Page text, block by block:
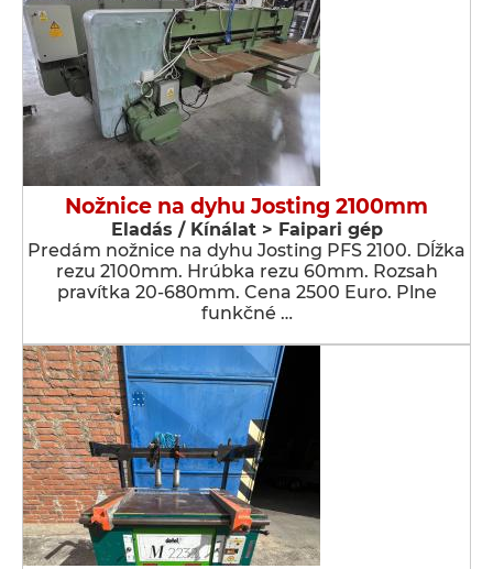
Nožnice na dyhu Josting 2100mm
Eladás / Kínálat > Faipari gép
Predám nožnice na dyhu Josting PFS 2100. Dĺžka
rezu 2100mm. Hrúbka rezu 60mm. Rozsah
pravítka 20-680mm. Cena 2500 Euro. Plne
funkčné …